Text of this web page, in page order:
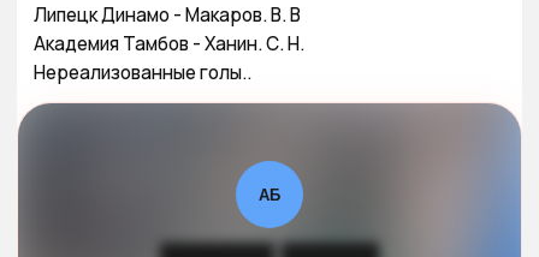
Липецк Динамо - Макаров. В. В
Академия Тамбов - Ханин. С. Н.
Нереализованные голы..
АБ